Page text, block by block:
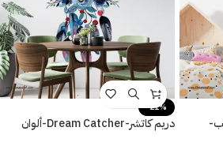
-21%
دريم كاتشر-Dream Catcher-ألوان